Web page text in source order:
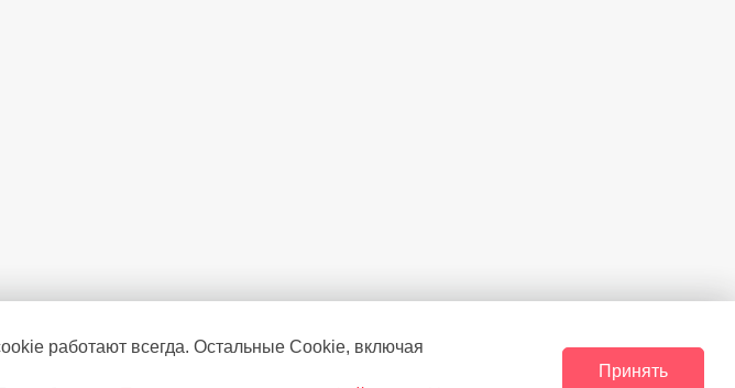
работают всегда. Остальные Сookie, включая
Принять